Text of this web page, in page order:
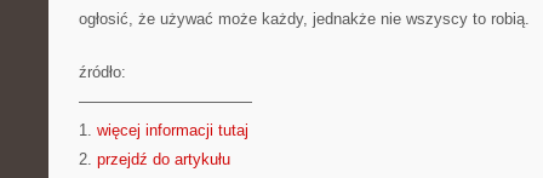
ogłosić, że używać może każdy, jednakże nie wszyscy to robią.
źródło:
———————————
1. więcej informacji tutaj
2. przejdź do artykułu